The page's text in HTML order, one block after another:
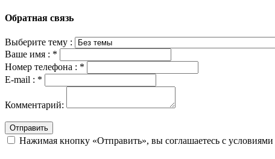
Обратная связь
Выберите тему :
Ваше имя : *
Номер телефона : *
E-mail : *
Комментарий:
Отправить
Нажимая кнопку «Отправить», вы соглашаетесь с условиями